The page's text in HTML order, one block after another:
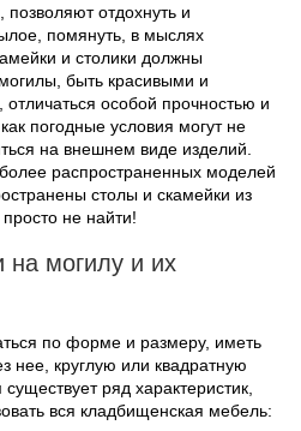
отдохнуть и
помянуть, в мыслях
и столики должны
быть красивыми и
особой прочностью и
погодные условия могут не
на внешнем виде изделий.
распространенных моделей
столы и скамейки из
не найти!
на могилу и их
по форме и размеру, иметь
нее, круглую или квадратную
ряд характеристик,
вся кладбищенская мебель: